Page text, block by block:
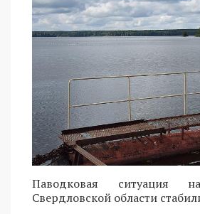
Паводковая ситуация
Свердловской области